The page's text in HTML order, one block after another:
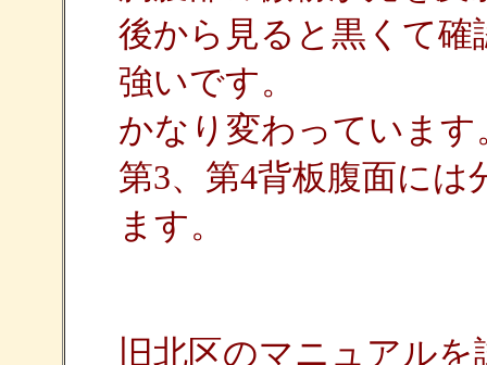
後から見ると黒くて
強いです。
かなり変わっています
第3、第4背板腹面に
ます。
旧北区のマニュアル